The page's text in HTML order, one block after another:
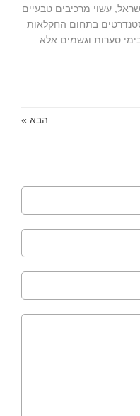
עשוי מרכיבים טבעיים
בתחום החקלאות
סערות וגשמים אלא
הבא »